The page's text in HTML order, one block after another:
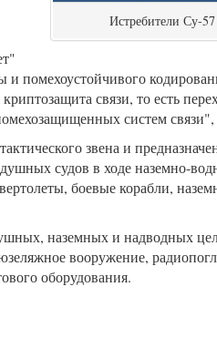
Истребители Су-
помехоустойчивого
связи, то есть
систем
звена и
судов в ходе наземно-
боевые корабли,
наземных и надводных
вооружение,
оборудования.